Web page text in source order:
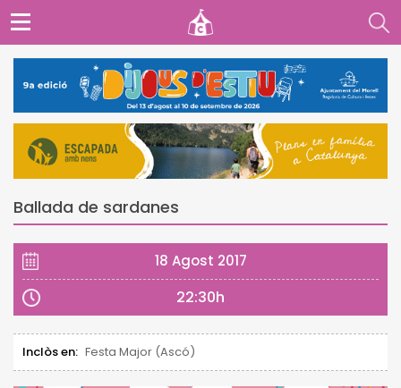
Ballada de sardanes
18 Agost 2017
22:30h
Inclòs en: Festa Major (Ascó)